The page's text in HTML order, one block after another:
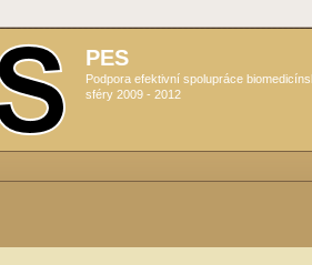
PES
Podpora efektivní spolupráce
sféry 2009 - 2012